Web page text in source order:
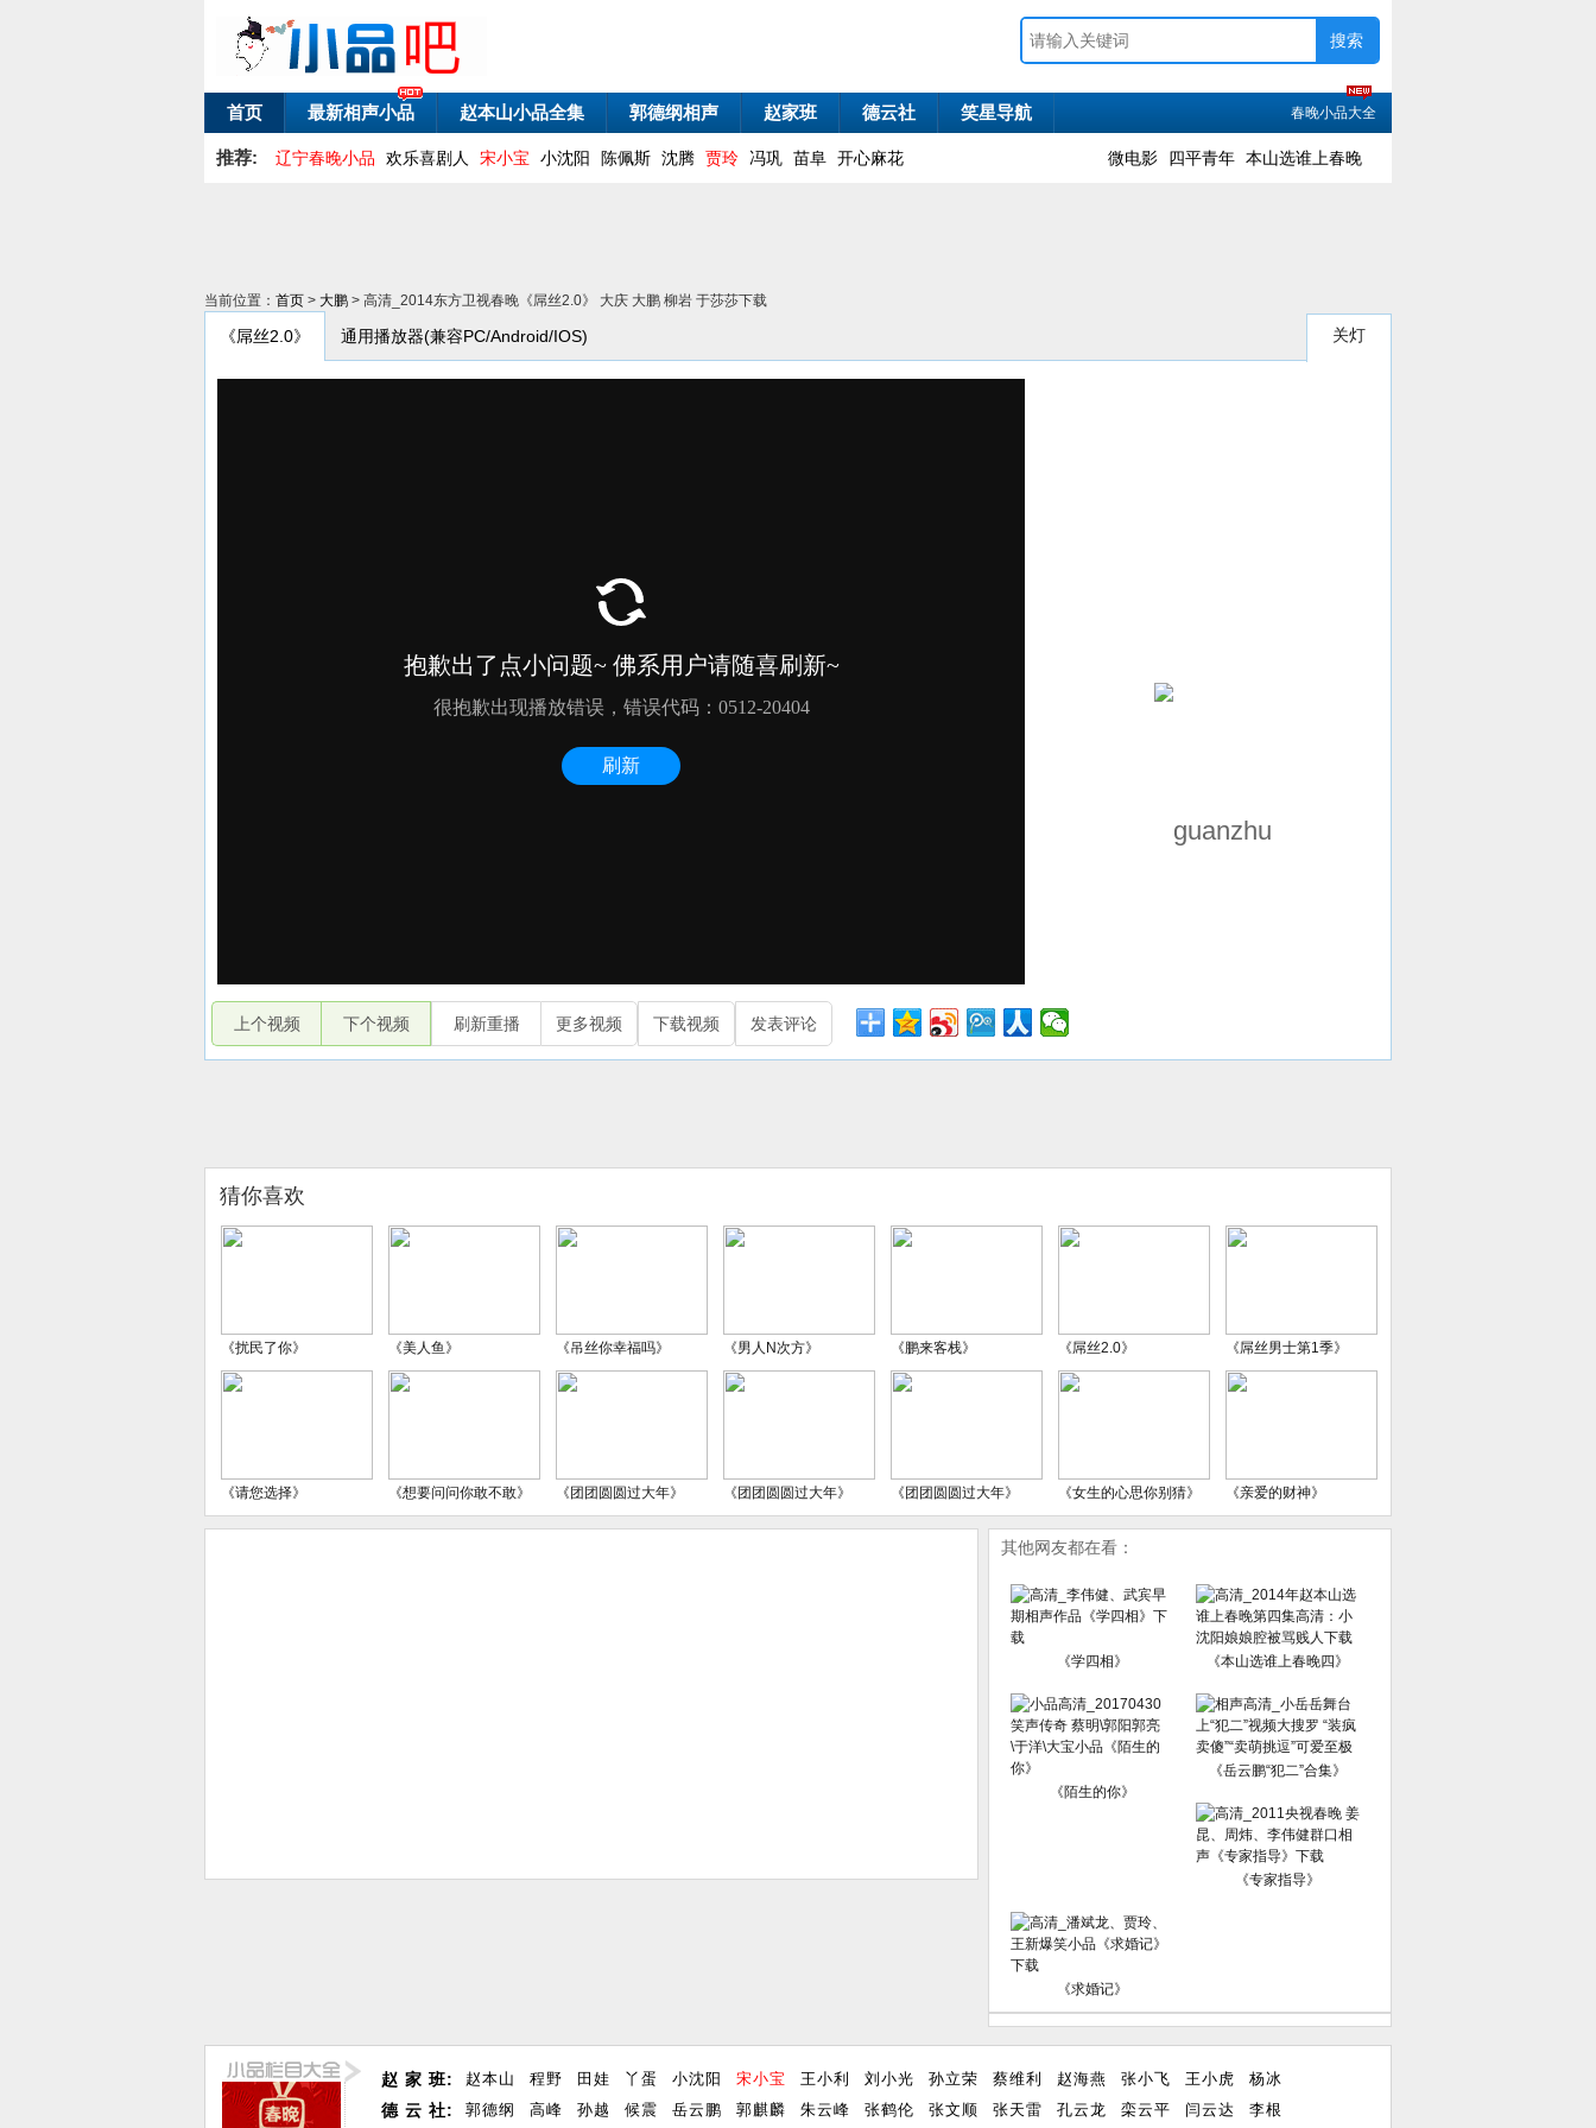
首页 最新相声小品 赵本山小品全集 郭德纲相声 赵家班 德云社 笑星导航 春晚小品大全
推荐: 辽宁春晚小品 欢乐喜剧人 宋小宝 小沈阳 陈佩斯 沈腾 贾玲 冯巩 苗阜 开心麻花 微电影 四平青年 本山选谁上春晚
当前位置： 首页 > 大鹏 > 高清_2014东方卫视春晚《屌丝2.0》 大庆 大鹏 柳岩 于莎莎下载
《屌丝2.0》 通用播放器(兼容PC/Android/IOS) 关灯
上个视频 下个视频 刷新重播 更多视频 下载视频 发表评论
猜你喜欢
《扰民了你》 《美人鱼》 《吊丝你幸福吗》 《男人N次方》 《鹏来客栈》 《屌丝2.0》 《屌丝男士第1季》
《请您选择》 《想要问问你敢不敢》 《团团圆圆过大年》 《团团圆圆过大年》 《团团圆圆过大年》 《女生的心思你别猜》 《亲爱的财神》
其他网友都在看：
《学四相》 《本山选谁上春晚四》
《陌生的你》
《岳云鹏“犯二”合集》
《专家指导》
《求婚记》
赵 家 班:
德 云 社:
赵本山 程野 田娃 丫蛋 小沈阳 宋小宝 王小利 刘小光 孙立荣 蔡维利 赵海燕 张小飞 王小虎
杨冰
郭德纲
高峰 孙越 候震 岳云鹏 郭麒麟 朱云峰 张鹤伦 张文顺 张天雷 孔云龙 栾云平 闫云达 李根